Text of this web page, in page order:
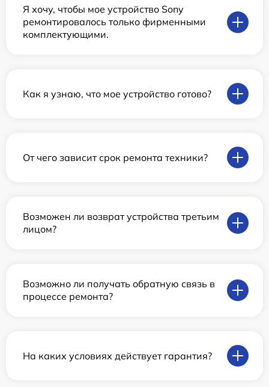
Я хочу, чтобы мое устройство Sony
ремонтировалось только фирменными
комплектующими.
Как я узнаю, что мое устройство готово?
От чего зависит срок ремонта техники?
Возможен ли возврат устройства третьим
лицом?
Возможно ли получать обратную связь в
процессе ремонта?
На каких условиях действует гарантия?